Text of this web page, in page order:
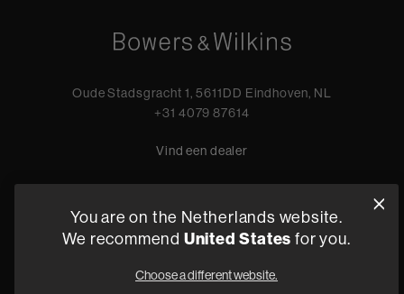
Oude Stadsgracht 1, 5611DD Eindhoven, NL
+31 4079 87614
Vind een dealer
Privacyverklaring Verkoopvoorwaarden
Compliance
Harman International Industries, Incorporated. All
You are on the Netherlands website.
We recommend United States for you.
Choose a different website.